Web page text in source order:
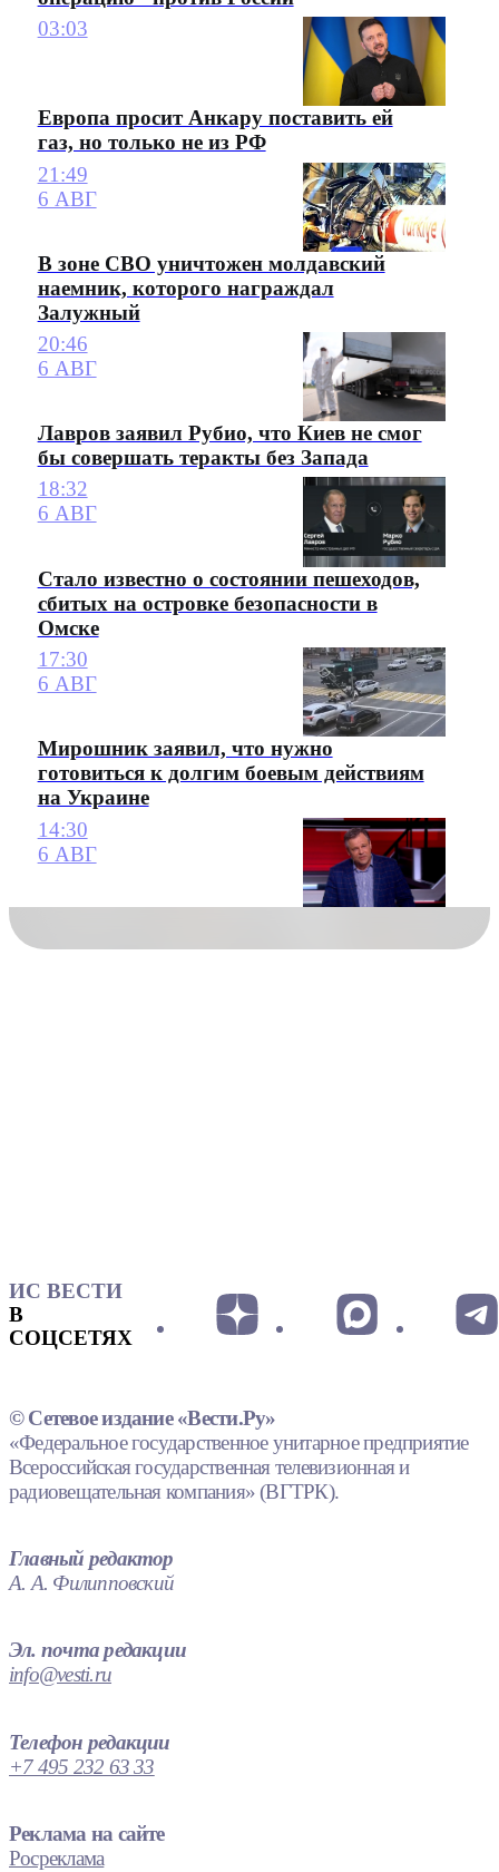
03:03
Европа просит Анкару поставить ей
газ, но только не из РФ
21:49
6 АВГ
В зоне СВО уничтожен молдавский
наемник, которого награждал
Залужный
20:46
6 АВГ
Лавров заявил Рубио, что Киев не смог
бы совершать теракты без Запада
18:32
6 АВГ
Стало известно о состоянии пешеходов,
сбитых на островке безопасности в
Омске
17:30
6 АВГ
Мирошник заявил, что нужно
готовиться к долгим боевым действиям
на Украине
14:30
6 АВГ
ИС ВЕСТИ
В
СОЦСЕТЯХ
© Сетевое издание «Вести.Ру»
«Федеральное государственное унитарное предприятие
Всероссийская государственная телевизионная и
радиовещательная компания» (ВГТРК).
Главный редактор
А. А. Филипповский
Эл. почта редакции
info@vesti.ru
Телефон редакции
+7 495 232 63 33
Реклама на сайте
Росреклама